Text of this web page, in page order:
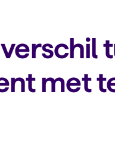
met